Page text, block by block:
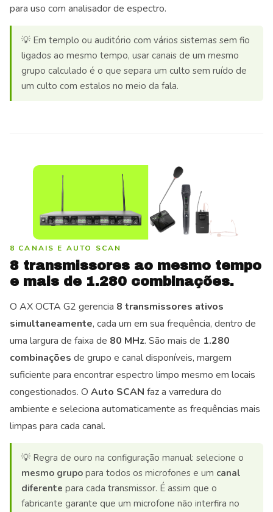
para uso com analisador de espectro.
💡 Em templo ou auditório com vários sistemas sem fio
ligados ao mesmo tempo, usar canais de um mesmo
grupo calculado é o que separa um culto sem ruído de
um culto com estalos no meio da fala.
8 CANAIS E AUTO SCAN
8 transmissores ao mesmo tempo
e mais de 1.280 combinações.
O AX OCTA G2 gerencia 8 transmissores ativos
simultaneamente, cada um em sua frequência, dentro de
uma largura de faixa de 80 MHz. São mais de 1.280
combinações de grupo e canal disponíveis, margem
suficiente para encontrar espectro limpo mesmo em locais
congestionados. O Auto SCAN faz a varredura do
ambiente e seleciona automaticamente as frequências mais
limpas para cada canal.
💡 Regra de ouro na configuração manual: selecione o
mesmo grupo para todos os microfones e um canal
diferente para cada transmissor. É assim que o
fabricante garante que um microfone não interfira no